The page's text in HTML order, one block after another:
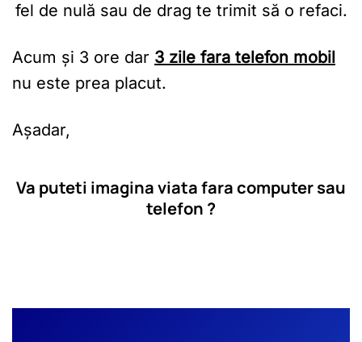
fel de nulă sau de drag te trimit să o refaci.
Acum și 3 ore dar 3 zile fara telefon mobil
nu este prea placut.
Așadar,
Va puteti imagina viata fara computer sau
telefon ?